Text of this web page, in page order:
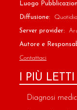
Luogo
Diffusione:
Server provider:
Autore e
Contattaci
I PIÙ LETTI
Diagnosi